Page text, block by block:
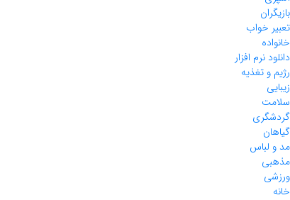
بازیگران
تعبیر خواب
خانواده
دانلود نرم افزار
رژیم و تغذیه
زیبایی
سلامت
گردشگری
گیاهان
مد و لباس
مذهبی
ورزشی
خانه